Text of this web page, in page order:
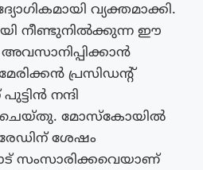
വ്യക്തമാക്കി.
നീണ്ടുനിൽക്കുന്ന ഈ
അവസാനിപ്പിക്കാൻ
പ്രസിഡന്റ്
നന്ദി
ചെയ്തു. മോസ്കോയിൽ
ശേഷം
സംസാരിക്കവെയാണ്